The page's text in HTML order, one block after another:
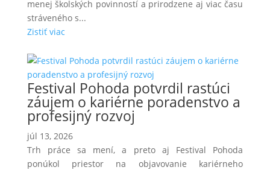
menej školských povinností a prirodzene aj viac času
stráveného s...
Zistiť viac
Festival Pohoda potvrdil rastúci
záujem o kariérne poradenstvo a
profesijný rozvoj
júl 13, 2026
Trh práce sa mení, a preto aj Festival Pohoda
ponúkol priestor na objavovanie kariérneho